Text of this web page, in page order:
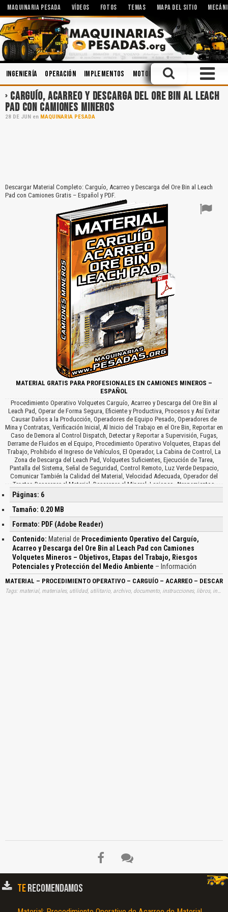
MAQUINARIA PESADA VÍDEOS FOTOS TEMAS MAPA DEL SITIO
Ingeniería Operación Implementos Motores Aceites
CARGUÍO, ACARREO Y DESCARGA DEL ORE BIN AL LEACH
PAD CON CAMIONES MINEROS
28 DE JUN en MAQUINARIA PESADA
Descargar Material Completo: Carguío, Acarreo y Descarga del Ore Bin al Leach
Pad con Camiones Gratis – Español y PDF.
MATERIAL GRATIS PARA PROFESIONALES EN CAMIONES MINEROS –
ESPAÑOL
Procedimiento Operativo Volquetes Carguío, Acarreo y Descarga del Ore Bin al
Leach Pad, Operar de Forma Segura, Eficiente y Productiva, Procesos y Así Evitar
Causar Daños a la Producción, Operadores de Equipo Pesado, Operadores de
Mina y Contratas, Verificación Inicial, Al Inicio del Trabajo en el Ore Bin, Reportar en
Caso de Demora al Control Dispatch, Detectar y Reportar a Supervisión, Fugas,
Derrame de Fluidos en el Equipo, Procedimiento Operativo Volquetes, Etapas del
Trabajo, Prohibido el Ingreso de Vehículos, El Operador, La Cabina de Control, La
Zona de Descarga del Leach Pad, Volquetes Suficientes, Ejecución de Tarea,
Pantalla del Sistema, Señal de Seguridad, Control Remoto, Luz Verde Despacio,
Comunicar También la Calidad del Material, Velocidad Adecuada, Operador del
Tractor, Descargar el Material, Descargar el Mineral, Lesiones, Atrapamientos,
Volcadura Daño al Equipo, Comunicar por Radio al Equipo Respectivo, Derrame de
Petróleo, Inspección a Medio Tiempo y al Final, Poca Visibilidad, Exceso de Lluvia,
Páginas: 6
Tamaño: 0.20 MB
Formato: PDF (Adobe Reader)
Contenido: Material de Procedimiento Operativo del Carguío,
Acarreo y Descarga del Ore Bin al Leach Pad con Camiones
Volquetes Mineros – Objetivos, Etapas del Trabajo, Riesgos
Potenciales y Protección del Medio Ambiente – Información
MATERIAL – PROCEDIMIENTO OPERATIVO – CARGUÍO – ACARREO –
TERECOMENDAMOS